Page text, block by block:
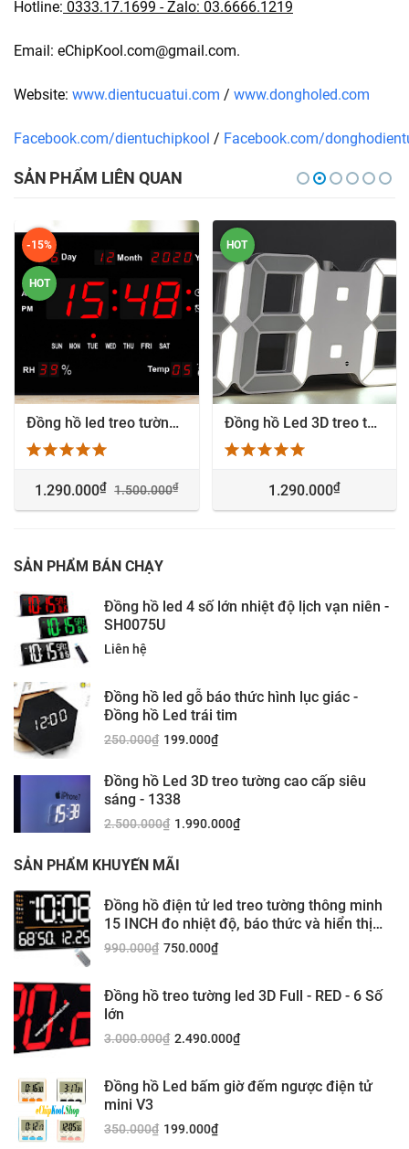
Hotline: 0333.17.1699 - Zalo: 03.6666.1219
Email: eChipKool.com@gmail.com.
Website: www.dientucuatui.com / www.dongholed.com
Facebook.com/dientuchipkool / Facebook.com/
SẢN PHẨM LIÊN QUAN
-15%
HOT
Đồng hồ led treo tường Giờ : Phút số lớn - HB3320-2
1.290.000₫ 1.500.000₫
HOT
Đồng hồ Led 3D treo tường giá rẻ Hà Nội
1.290.000₫
SẢN PHẨM BÁN CHẠY
Đồng hồ led 4 số lớn nhiệt độ lịch vạn niên -
SH0075U
Liên hệ
Đồng hồ led gỗ báo thức hình lục giác -
Đồng hồ Led trái tim
250.000₫ 199.000₫
Đồng hồ Led 3D treo tường cao cấp siêu
sáng - 1338
2.500.000₫ 1.990.000₫
SẢN PHẨM KHUYẾN MÃI
Đồng hồ điện tử led treo tường thông minh
15 INCH đo nhiệt độ, báo thức và hiển thị
ngày tháng - DS6636
990.000₫ 750.000₫
Đồng hồ treo tường led 3D Full - RED - 6 Số
lớn
3.000.000₫ 2.490.000₫
Đồng hồ Led bấm giờ đếm ngược điện tử
mini V3
350.000₫ 199.000₫